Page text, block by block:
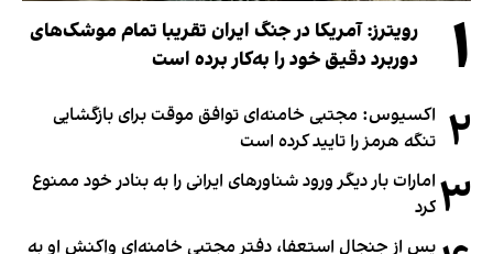
۱
رویترز: آمریکا در جنگ ایران تقریبا تمام موشک‌های
دوربرد دقیق خود را به‌کار برده است
۲ اکسیوس: مجتبی خامنه‌ای توافق موقت برای بازگشایی
تنگه هرمز را تایید کرده است
۳ امارات بار دیگر ورود شناورهای ایرانی را به بنادر خود ممنوع
کرد
پس از جنجال استعفا، دفتر مجتبی خامنه‌ای واکنش او به